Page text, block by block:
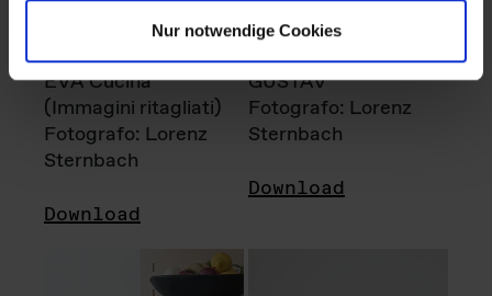
Nur notwendige Cookies
EVA Cucina
(Immagini ritagliati)
Fotografo: Lorenz
Sternbach
Download
GUSTAV
Fotografo: Lorenz
Sternbach
Download